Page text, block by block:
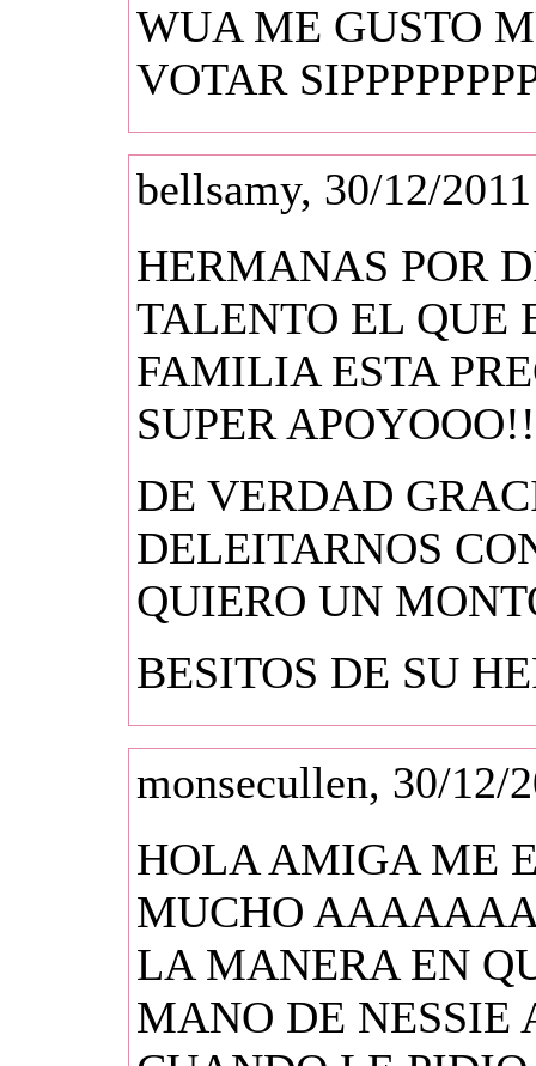
WUA ME GUSTO
VOTAR
bellsamy, 30/12/
HERMANAS POR
TALENTO EL QUE
FAMILIA ESTA
SUPER APOYOOO!!
DE VERDAD
DELEITARNOS
QUIERO UN
BESITOS DE SU
monsecullen, 30/12/
HOLA AMIGA ME
MUCHO
LA MANERA EN
MANO DE